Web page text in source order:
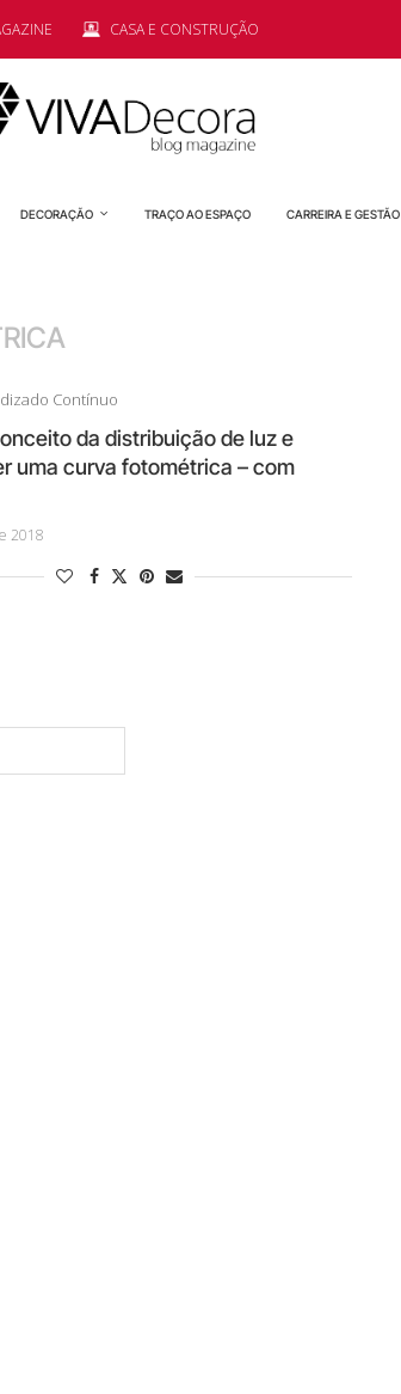
CASA E CONSTRUÇÃO
DECORAÇÃO TRAÇO AO ESPAÇO CARREIRA E GESTÃO
Contínuo
da distribuição de luz e
uma curva fotométrica – com
2018